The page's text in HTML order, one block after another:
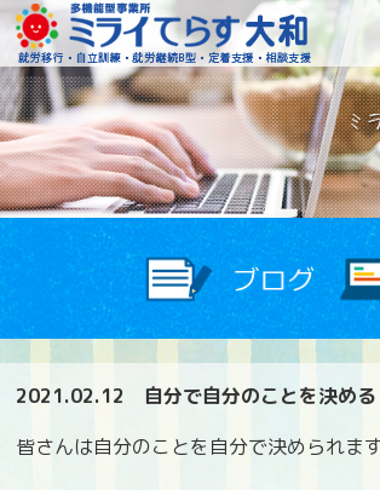
障が
2021.02.12
自分で自分のことを決める
皆さんは自分のことを自分で決められま